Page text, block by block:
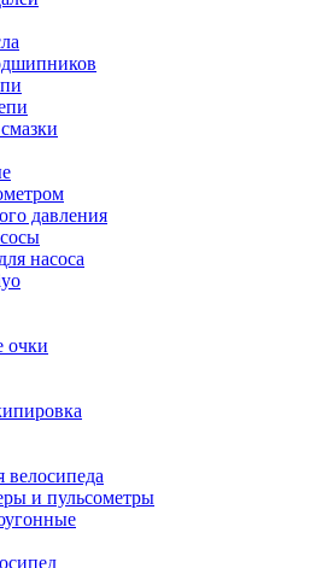
давления
насоса
очки
велосипеда
и пульсометры